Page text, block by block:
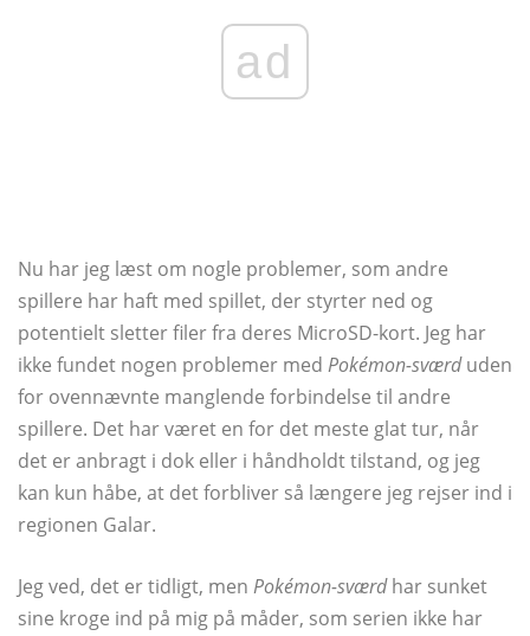
ad
Nu har jeg læst om nogle problemer, som andre
spillere har haft med spillet, der styrter ned og
potentielt sletter filer fra deres MicroSD-kort. Jeg har
ikke fundet nogen problemer med Pokémon-sværduden
for ovennævnte manglende forbindelse til andre
spillere. Det har været en for det meste glat tur, når
det er anbragt i dok eller i håndholdt tilstand, og jeg
kan kun håbe, at det forbliver så længere jeg rejser ind i
regionen Galar.
Jeg ved, det er tidligt, men Pokémon-sværdhar sunket
sine kroge ind på mig på måder, som serien ikke har